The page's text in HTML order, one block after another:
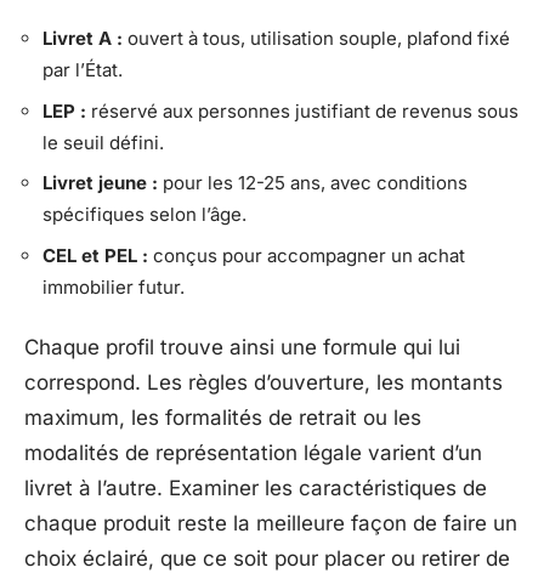
Livret A : ouvert à tous, utilisation souple, plafond fixé
par l’État.
LEP : réservé aux personnes justifiant de revenus sous
le seuil défini.
Livret jeune : pour les 12-25 ans, avec conditions
spécifiques selon l’âge.
CEL et PEL : conçus pour accompagner un achat
immobilier futur.
Chaque profil trouve ainsi une formule qui lui
correspond. Les règles d’ouverture, les montants
maximum, les formalités de retrait ou les
modalités de représentation légale varient d’un
livret à l’autre. Examiner les caractéristiques de
chaque produit reste la meilleure façon de faire un
choix éclairé, que ce soit pour placer ou retirer de